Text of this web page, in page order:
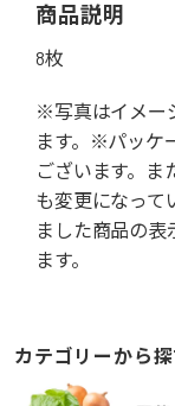
商品説明
8枚
※写真はイメー
ます。※パッケ
ございます。ま
も変更になって
ました商品の
ます。
カテゴリーから探